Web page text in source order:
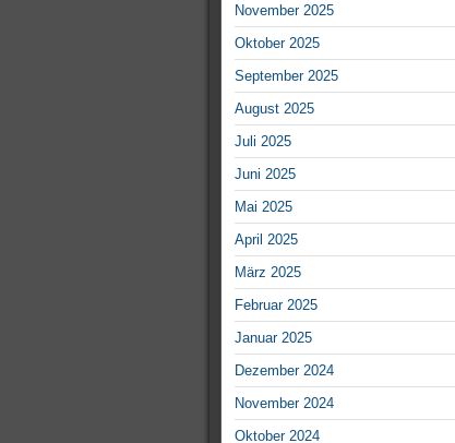
November 2025
Oktober 2025
September 2025
August 2025
Juli 2025
Juni 2025
Mai 2025
April 2025
März 2025
Februar 2025
Januar 2025
Dezember 2024
November 2024
Oktober 2024